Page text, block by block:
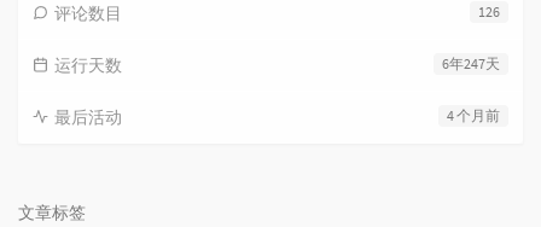
126
评论数目
6年247天
运行天数
4 个月前
最后活动
文章标签